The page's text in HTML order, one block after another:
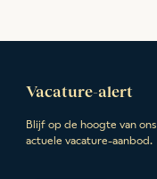
Vacature-alert
Blijf op de hoogte van ons
actuele vacature-aanbod.